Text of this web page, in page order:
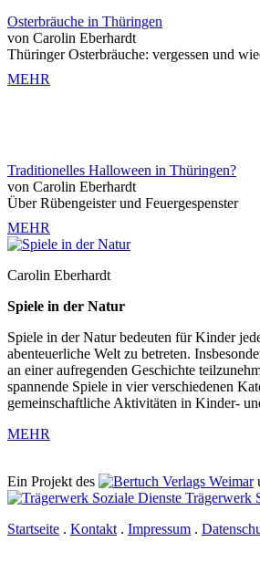
Osterbräuche in Thüringen
von Carolin Eberhardt
Thüringer Osterbräuche: vergessen und
MEHR
Traditionelles Halloween in Thüringen?
von Carolin Eberhardt
Über Rübengeister und Feuergespenster
MEHR
Carolin Eberhardt
Spiele in der Natur
Spiele in der Natur bedeuten für Kinder
abenteuerliche Welt zu betreten.
an einer aufregenden Geschichte
spannende Spiele in vier verschiedenen
gemeinschaftliche Aktivitäten in Kinder-
MEHR
Ein Projekt des Verlags Weimar
Trägerwerk
Startseite . Kontakt . Impressum .